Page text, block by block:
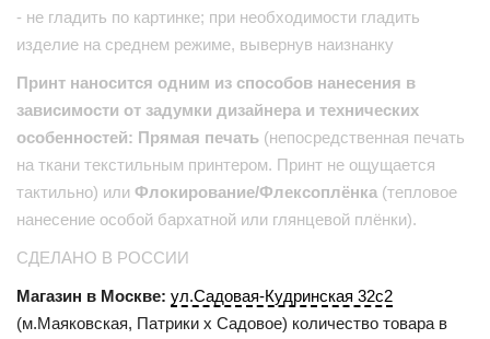
- не гладить по картинке; при необходимости гладить
изделие на среднем режиме, вывернув наизнанку
Принт наносится одним из способов нанесения в
зависимости от задумки дизайнера и технических
особенностей: Прямая печать (непосредственная печать
на ткани текстильным принтером. Принт не ощущается
тактильно) или Флокирование/Флексоплёнка (тепловое
нанесение особой бархатной или глянцевой плёнки).
СДЕЛАНО В РОССИИ
Магазин в Москве: ул.Садовая-Кудринская 32с2
(м.Маяковская, Патрики x Садовое) количество товара в